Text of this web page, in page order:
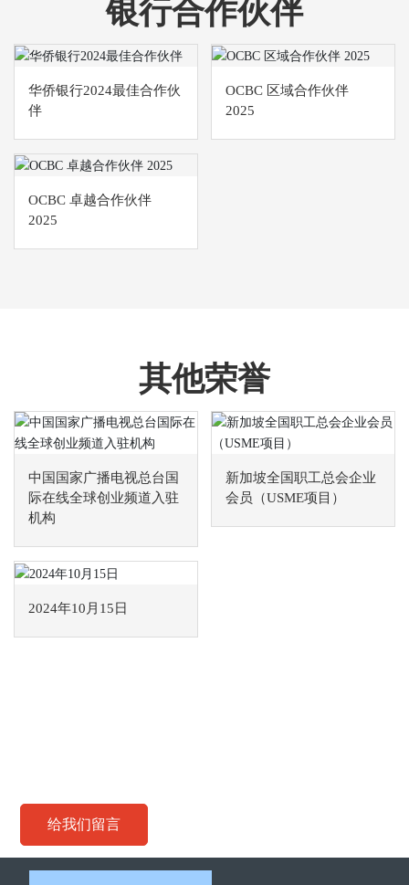
银行合作伙伴
华侨银行2024最佳合作伙
伴
OCBC 区域合作伙伴
2025
OCBC 卓越合作伙伴
2025
其他荣誉
中国国家广播电视总台国
际在线全球创业频道入驻
机构
新加坡全国职工总会企业
会员（USME项目）
2024年10月15日
给我们留言